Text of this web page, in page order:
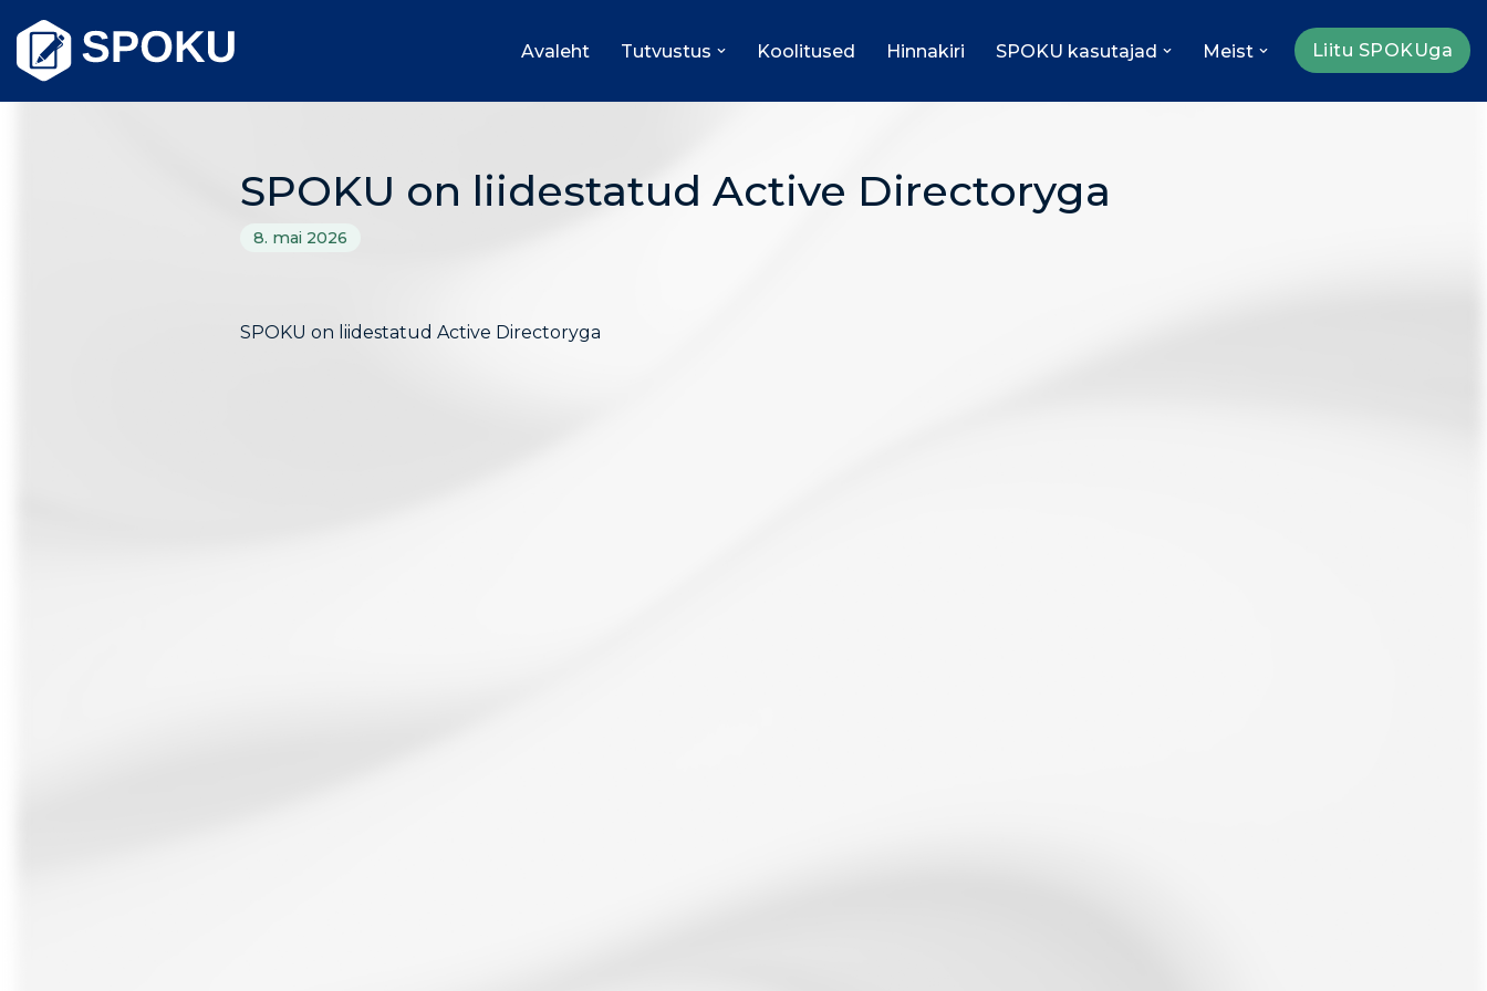
Skip
Avaleht Tutvustus Koolitused Hinnakiri SPOKU kasutajad Meist Liitu SPOKUga
SPOKU on liidestatud Active Directoryga
8. mai 2026
SPOKU on liidestatud Active Directoryga